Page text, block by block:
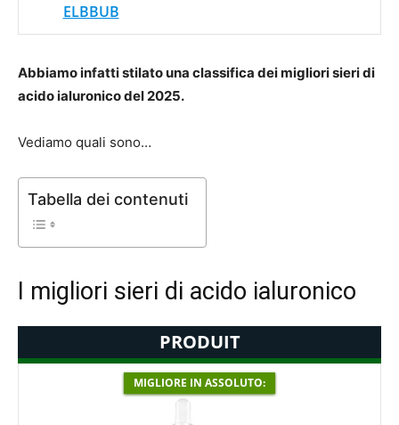
ELBBUB
Abbiamo infatti stilato una classifica dei migliori sieri di
acido ialuronico del 2025.
Vediamo quali sono…
Tabella dei contenuti
I migliori sieri di acido ialuronico
PRODUIT
MIGLIORE IN ASSOLUTO: